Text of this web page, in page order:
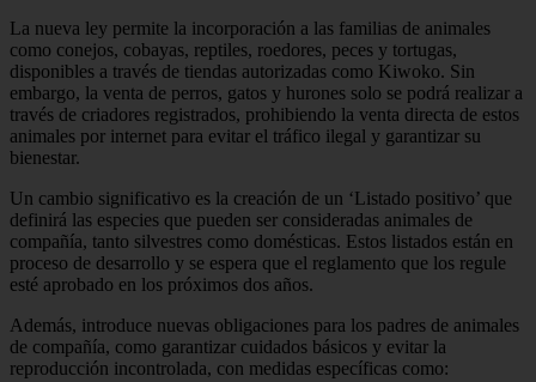
La nueva ley permite la incorporación a las familias de animales
como conejos, cobayas, reptiles, roedores, peces y tortugas,
disponibles a través de tiendas autorizadas como Kiwoko. Sin
embargo, la venta de perros, gatos y hurones solo se podrá realizar a
través de criadores registrados, prohibiendo la venta directa de estos
animales por internet para evitar el tráfico ilegal y garantizar su
bienestar.
Un cambio significativo es la creación de un ‘Listado positivo’ que
definirá las especies que pueden ser consideradas animales de
compañía, tanto silvestres como domésticas. Estos listados están en
proceso de desarrollo y se espera que el reglamento que los regule
esté aprobado en los próximos dos años.
Además, introduce nuevas obligaciones para los padres de animales
de compañía, como garantizar cuidados básicos y evitar la
reproducción incontrolada, con medidas específicas como: